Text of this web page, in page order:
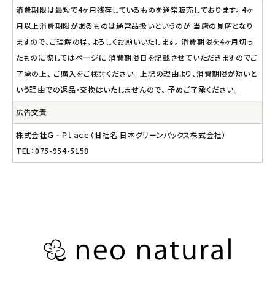
消費期限は最短で4ヶ月残存しているものを通常販売しております。 4ヶ
月以上消費期限があるものは通常品扱いというのが 当店の見解となり
ますので、ご理解の程、よろしくお願いいたします。 消費期限を4ヶ月切っ
たものに際してはページに 消費期限日を記載させていただきますのでご
了承の上、 ご購入をご検討ください。 上記の理由より、消費期限が短いと
いう理由での返品・交換はいたしませんので、 予めご了承ください。
広告文責
株式会社Ｇ‐Ｐｌａｃｅ（旧社名 日本グリーンパックス株式会社）
TEL：075-954-5158